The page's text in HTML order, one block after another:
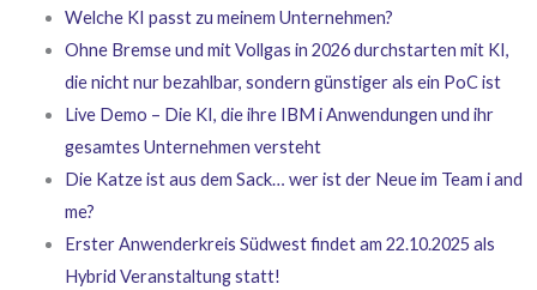
Welche KI passt zu meinem Unternehmen?
Ohne Bremse und mit Vollgas in 2026 durchstarten mit KI,
die nicht nur bezahlbar, sondern günstiger als ein PoC ist
Live Demo – Die KI, die ihre IBM i Anwendungen und ihr
gesamtes Unternehmen versteht
Die Katze ist aus dem Sack… wer ist der Neue im Team i and
me?
Erster Anwenderkreis Südwest findet am 22.10.2025 als
Hybrid Veranstaltung statt!